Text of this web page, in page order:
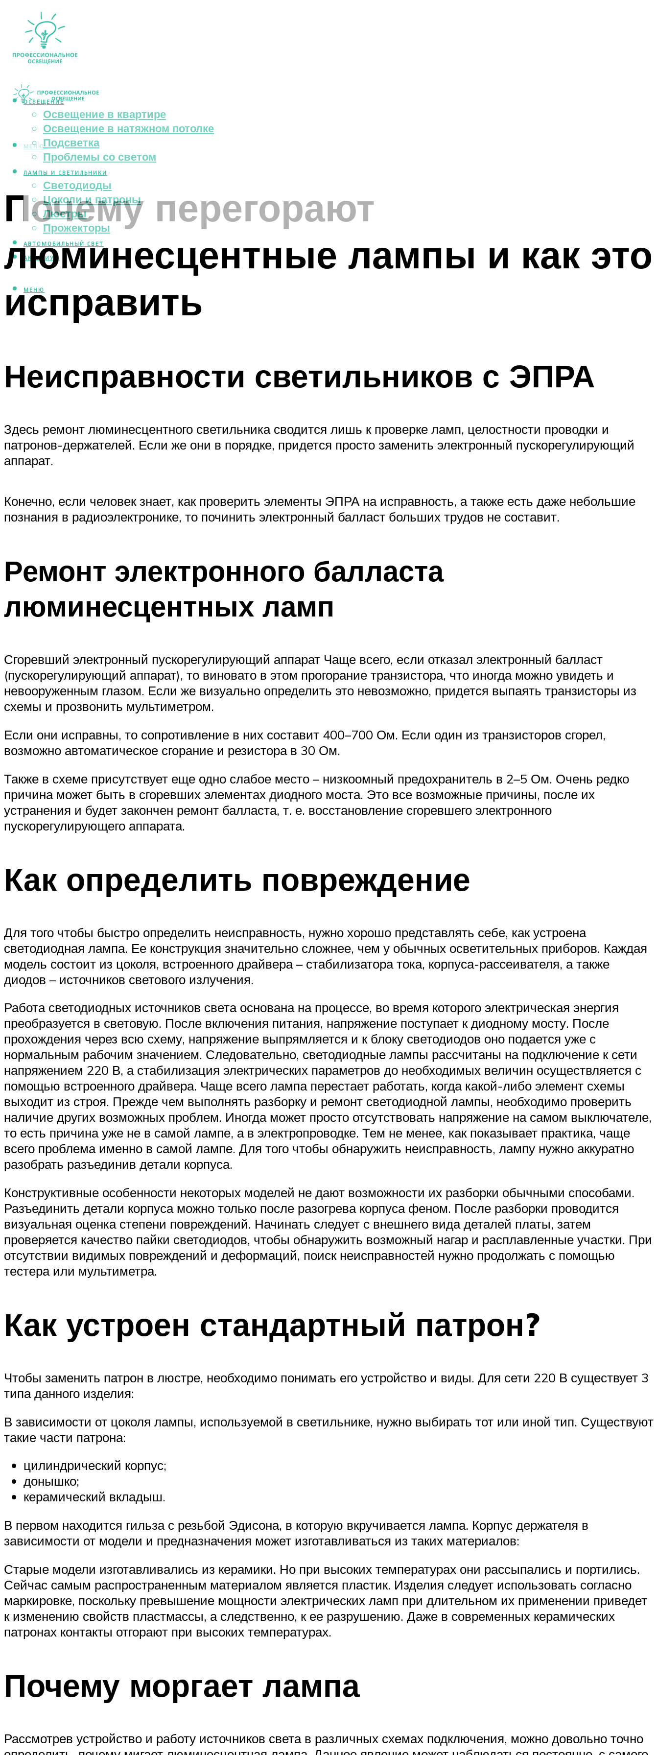
ОСВЕЩЕНИЕ
Освещение в квартире
Освещение в натяжном потолке
Подсветка
Проблемы со светом
ЛАМПЫ И СВЕТИЛЬНИКИ
Светодиоды
Цоколи и патроны
Люстры
Прожекторы
АВТОМОБИЛЬНЫЙ СВЕТ
АКВАРИУМ
МЕНЮ
МЕНЮ
Почему перегорают
люминесцентные лампы и как это
исправить
Неисправности светильников с ЭПРА
Здесь ремонт люминесцентного светильника сводится лишь к проверке ламп, целостности проводки и
патронов-держателей. Если же они в порядке, придется просто заменить электронный пускорегулирующий
аппарат.
Конечно, если человек знает, как проверить элементы ЭПРА на исправность, а также есть даже небольшие
познания в радиоэлектронике, то починить электронный балласт больших трудов не составит.
Ремонт электронного балласта
люминесцентных ламп
Сгоревший электронный пускорегулирующий аппарат Чаще всего, если отказал электронный балласт
(пускорегулирующий аппарат), то виновато в этом прогорание транзистора, что иногда можно увидеть и
невооруженным глазом. Если же визуально определить это невозможно, придется выпаять транзисторы из
схемы и прозвонить мультиметром.
Если они исправны, то сопротивление в них составит 400–700 Ом. Если один из транзисторов сгорел,
возможно автоматическое сгорание и резистора в 30 Ом.
Также в схеме присутствует еще одно слабое место – низкоомный предохранитель в 2–5 Ом. Очень редко
причина может быть в сгоревших элементах диодного моста. Это все возможные причины, после их
устранения и будет закончен ремонт балласта, т. е. восстановление сгоревшего электронного
пускорегулирующего аппарата.
Как определить повреждение
Для того чтобы быстро определить неисправность, нужно хорошо представлять себе, как устроена
светодиодная лампа. Ее конструкция значительно сложнее, чем у обычных осветительных приборов. Каждая
модель состоит из цоколя, встроенного драйвера – стабилизатора тока, корпуса-рассеивателя, а также
диодов – источников светового излучения.
Работа светодиодных источников света основана на процессе, во время которого электрическая энергия
преобразуется в световую. После включения питания, напряжение поступает к диодному мосту. После
прохождения через всю схему, напряжение выпрямляется и к блоку светодиодов оно подается уже с
нормальным рабочим значением. Следовательно, светодиодные лампы рассчитаны на подключение к сети
напряжением 220 В, а стабилизация электрических параметров до необходимых величин осуществляется с
помощью встроенного драйвера. Чаще всего лампа перестает работать, когда какой-либо элемент схемы
выходит из строя. Прежде чем выполнять разборку и ремонт светодиодной лампы, необходимо проверить
наличие других возможных проблем. Иногда может просто отсутствовать напряжение на самом выключателе,
то есть причина уже не в самой лампе, а в электропроводке. Тем не менее, как показывает практика, чаще
всего проблема именно в самой лампе. Для того чтобы обнаружить неисправность, лампу нужно аккуратно
разобрать разъединив детали корпуса.
Конструктивные особенности некоторых моделей не дают возможности их разборки обычными способами.
Разъединить детали корпуса можно только после разогрева корпуса феном. После разборки проводится
визуальная оценка степени повреждений. Начинать следует с внешнего вида деталей платы, затем
проверяется качество пайки светодиодов, чтобы обнаружить возможный нагар и расплавленные участки. При
отсутствии видимых повреждений и деформаций, поиск неисправностей нужно продолжать с помощью
тестера или мультиметра.
Как устроен стандартный патрон?
Чтобы заменить патрон в люстре, необходимо понимать его устройство и виды. Для сети 220 В существует 3
типа данного изделия:
В зависимости от цоколя лампы, используемой в светильнике, нужно выбирать тот или иной тип. Существуют
такие части патрона:
цилиндрический корпус;
донышко;
керамический вкладыш.
В первом находится гильза с резьбой Эдисона, в которую вкручивается лампа. Корпус держателя в
зависимости от модели и предназначения может изготавливаться из таких материалов:
Старые модели изготавливались из керамики. Но при высоких температурах они рассыпались и портились.
Сейчас самым распространенным материалом является пластик. Изделия следует использовать согласно
маркировке, поскольку превышение мощности электрических ламп при длительном их применении приведет
к изменению свойств пластмассы, а следственно, к ее разрушению. Даже в современных керамических
патронах контакты отгорают при высоких температурах.
Почему моргает лампа
Рассмотрев устройство и работу источников света в различных схемах подключения, можно довольно точно